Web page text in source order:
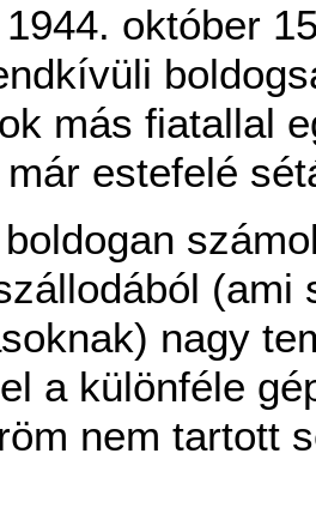
október
más fiatallal
estefelé
(ami
nagy
a különféle
nem tartott